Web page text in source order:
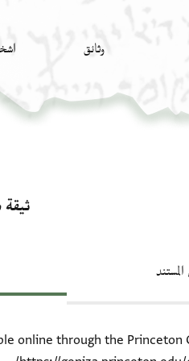
وثائق
online through the Princeton